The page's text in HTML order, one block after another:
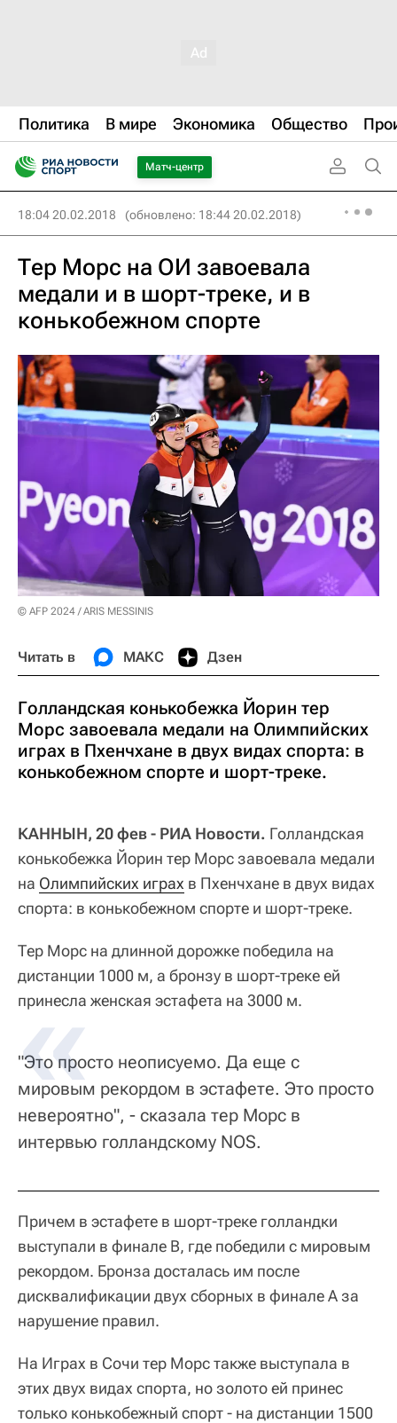
Политика В мире Экономика Общество
Матч-центр
18:04 20.02.2018 (обновлено: 18:44 20.02.2018)
Тер Морс на ОИ завоевала
медали и в шорт-треке, и в
конькобежном спорте
© AFP 2024 / ARIS MESSINIS
Читать в МАКС Дзен
Голландская конькобежка Йорин тер
Морс завоевала медали на Олимпийских
играх в Пхенчхане в двух видах спорта: в
конькобежном спорте и шорт-треке.
КАННЫН, 20 фев - РИА Новости. Голландская
конькобежка Йорин тер Морс завоевала медали
на Олимпийских играх в Пхенчхане в двух видах
спорта: в конькобежном спорте и шорт-треке.
Тер Морс на длинной дорожке победила на
дистанции 1000 м, а бронзу в шорт-треке ей
принесла женская эстафета на 3000 м.
"Это просто неописуемо. Да еще с
мировым рекордом в эстафете. Это просто
невероятно", - сказала тер Морс в
интервью голландскому NOS.
Причем в эстафете в шорт-треке голландки
выступали в финале В, где победили с мировым
рекордом. Бронза досталась им после
дисквалификации двух сборных в финале А за
нарушение правил.
На Играх в Сочи тер Морс также выступала в
этих двух видах спорта, но золото ей принес
только конькобежный спорт - на дистанции 1500